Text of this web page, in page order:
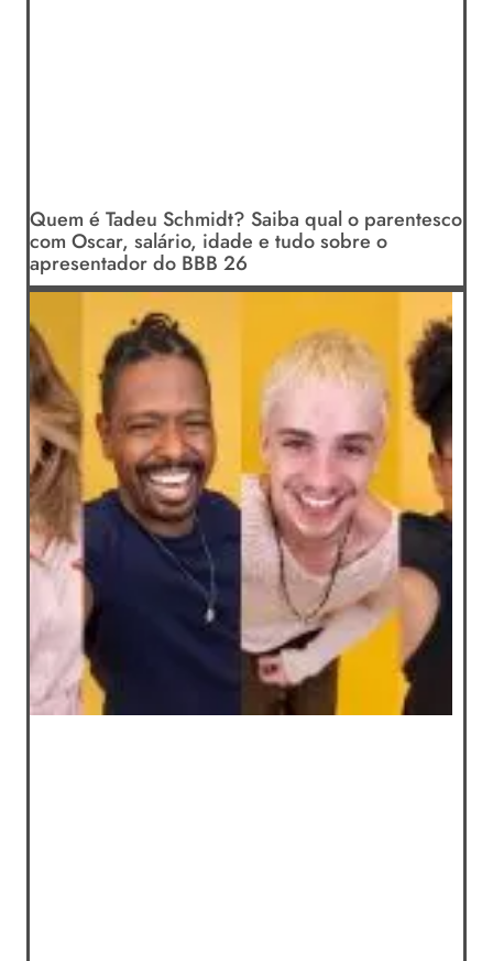
Quem é Tadeu Schmidt? Saiba qual o parentesco
com Oscar, salário, idade e tudo sobre o
apresentador do BBB 26